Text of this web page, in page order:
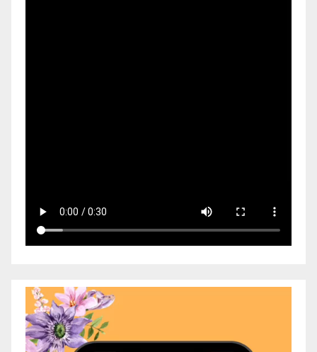
Video
Player